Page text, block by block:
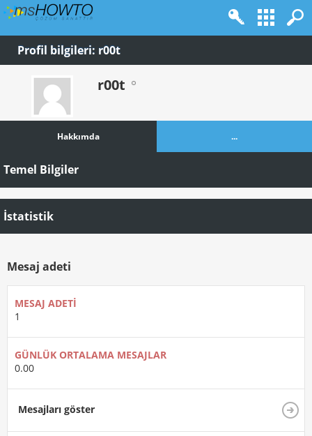
Profil bilgileri: r00t
r00t
Hakkımda ...
Temel Bilgiler
İstatistik
Mesaj adeti
MESAJ ADETI
1
GÜNLÜK ORTALAMA MESAJLAR
0.00
Mesajları göster